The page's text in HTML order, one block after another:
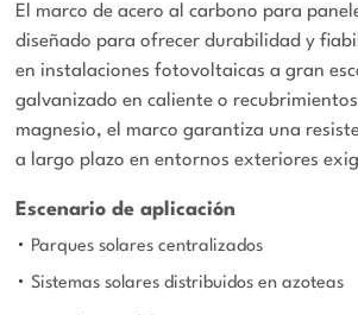
El marco de acero al carbono para
diseñado para ofrecer durabilidad y
en instalaciones fotovoltaicas a gran
galvanizado en caliente o
magnesio, el marco garantiza una
a largo plazo en entornos exteriores
Escenario de aplicación
Parques solares centralizados
Sistemas solares distribuidos en azoteas